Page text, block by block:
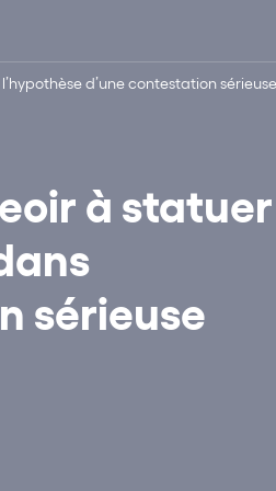
d’une contestation sérieuse
à statuer
sérieuse